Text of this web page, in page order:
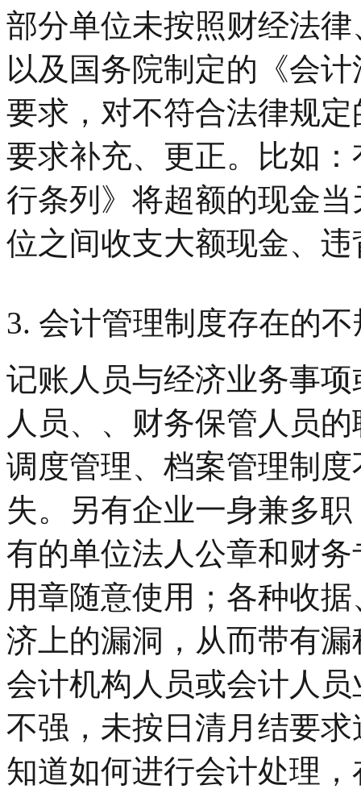
部分单位未按照财经法
以及国务院制定的《会
要求，对不符合法律规
要求补充、更正。比如
行条列》将超额的现金
位之间收支大额现金、
3. 会计管理制度存在的
记账人员与经济业务事
人员、、财务保管人员
调度管理、档案管理制
失。另有企业一身兼多
有的单位法人公章和财
用章随意使用；各种收
济上的漏洞，从而带有
会计机构人员或会计人
不强，未按日清月结要
知道如何进行会计处理